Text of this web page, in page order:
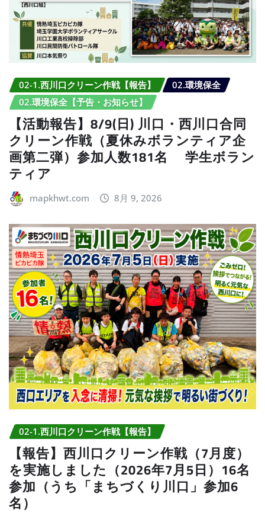
02-1.西川口クリーン作戦【報告】
02.環境保全
02.環境保全【予告・お知らせ】
【活動報告】8/9(日) 川口・西川口合同
クリーン作戦（夏休みボランティア企
画第二弾）参加人数181名 学生ボラン
ティア
mapkhwt.com 8月 9, 2026
02-1.西川口クリーン作戦【報告】
【報告】西川口クリーン作戦（7月度）
を実施しました（2026年7月5日）16名
参加（うち「まちづくり川口」参加6
名）